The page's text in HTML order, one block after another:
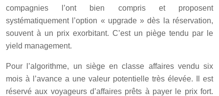
compagnies l’ont bien compris et proposent
systématiquement l’option « upgrade » dès la réservation,
souvent à un prix exorbitant. C’est un piège tendu par le
yield management.
Pour l’algorithme, un siège en classe affaires vendu six
mois à l’avance a une valeur potentielle très élevée. Il est
réservé aux voyageurs d’affaires prêts à payer le prix fort.